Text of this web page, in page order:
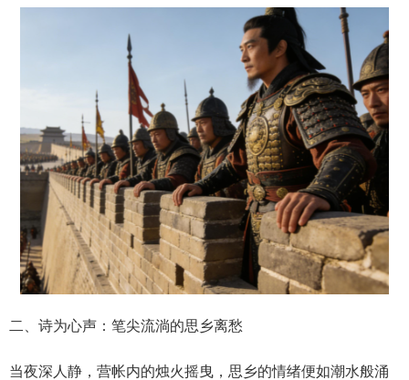
二、诗为心声：笔尖流淌的思乡离愁
当夜深人静，营帐内的烛火摇曳，思乡的情绪便如潮水般涌